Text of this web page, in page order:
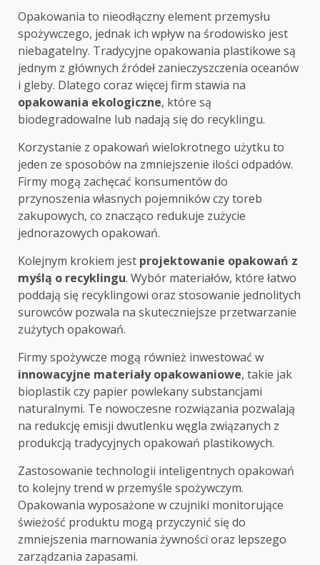
Opakowania to nieodłączny element przemysłu
spożywczego, jednak ich wpływ na środowisko jest
niebagatelny. Tradycyjne opakowania plastikowe są
jednym z głównych źródeł zanieczyszczenia oceanów
i gleby. Dlatego coraz więcej firm stawia na
opakowania ekologiczne, które są
biodegradowalne lub nadają się do recyklingu.
Korzystanie z opakowań wielokrotnego użytku to
jeden ze sposobów na zmniejszenie ilości odpadów.
Firmy mogą zachęcać konsumentów do
przynoszenia własnych pojemników czy toreb
zakupowych, co znacząco redukuje zużycie
jednorazowych opakowań.
Kolejnym krokiem jest projektowanie opakowań z
myślą o recyklingu. Wybór materiałów, które łatwo
poddają się recyklingowi oraz stosowanie jednolitych
surowców pozwala na skuteczniejsze przetwarzanie
zużytych opakowań.
Firmy spożywcze mogą również inwestować w
innowacyjne materiały opakowaniowe, takie jak
bioplastik czy papier powlekany substancjami
naturalnymi. Te nowoczesne rozwiązania pozwalają
na redukcję emisji dwutlenku węgla związanych z
produkcją tradycyjnych opakowań plastikowych.
Zastosowanie technologii inteligentnych opakowań
to kolejny trend w przemyśle spożywczym.
Opakowania wyposażone w czujniki monitorujące
świeżość produktu mogą przyczynić się do
zmniejszenia marnowania żywności oraz lepszego
zarządzania zapasami.